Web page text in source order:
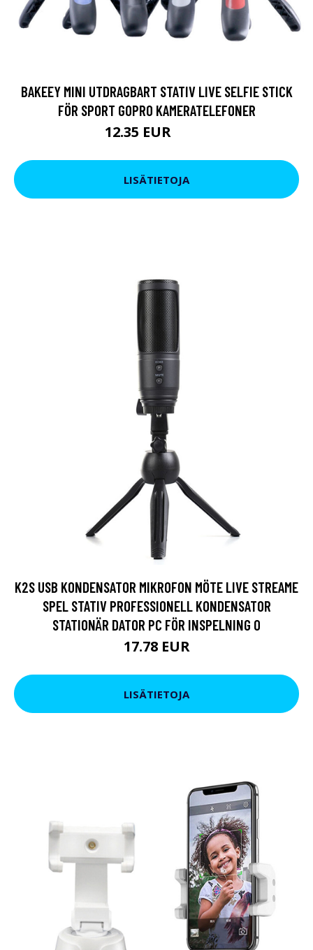
BAKEEY MINI UTDRAGBART STATIV LIVE SELFIE STICK
FÖR SPORT GOPRO KAMERATELEFONER
12.35 EUR
LISÄTIETOJA
K2S USB KONDENSATOR MIKROFON MÖTE LIVE STREAME
SPEL STATIV PROFESSIONELL KONDENSATOR
STATIONÄR DATOR PC FÖR INSPELNING O
17.78 EUR
LISÄTIETOJA